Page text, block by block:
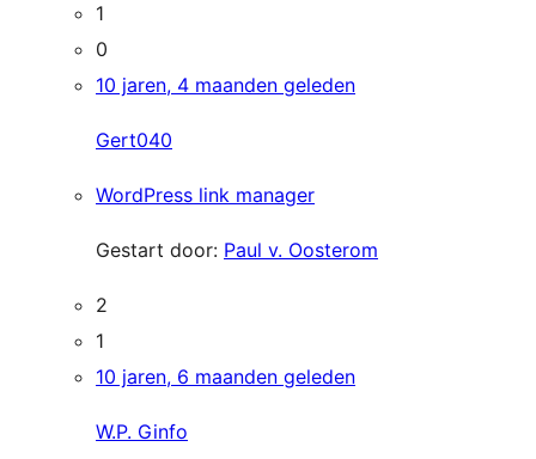
1
0
10 jaren, 4 maanden geleden
Gert040
WordPress link manager
Gestart door: Paul v. Oosterom
2
1
10 jaren, 6 maanden geleden
W.P. Ginfo